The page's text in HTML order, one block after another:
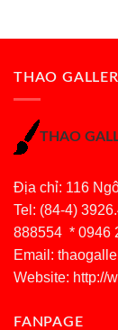
THAO
THAO
Địa chỉ: 116
Tel: (84-4)
888554 * 0946
Email:
Website: http://
FANPAGE